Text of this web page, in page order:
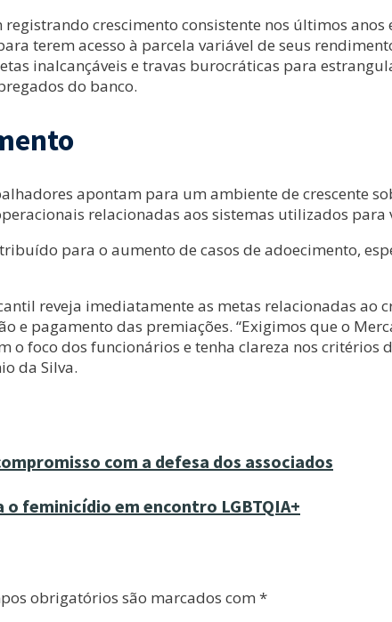
crescimento consistente nos últimos
terem acesso à parcela variável de seus
inalcançáveis e travas burocráticas para
do banco.
apontam para um ambiente de crescente
relacionadas aos sistemas utilizados
para o aumento de casos de adoecimento,
reveja imediatamente as metas relacionadas
e pagamento das premiações. “Exigimos que o
foco dos funcionários e tenha clareza nos critérios
da Silva.
com a defesa dos associados
feminicídio em encontro LGBTQIA+
obrigatórios são marcados com *